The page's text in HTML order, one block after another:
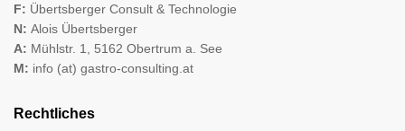
F: Übertsberger Consult & Technologie
N: Alois Übertsberger
A: Mühlstr. 1, 5162 Obertrum a. See
M: info (at) gastro-consulting.at
Rechtliches